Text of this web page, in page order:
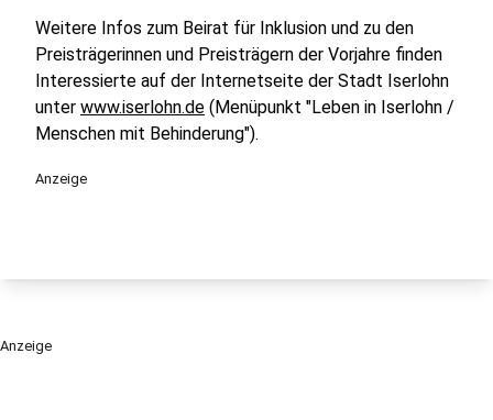
Weitere Infos zum Beirat für Inklusion und zu den
Preisträgerinnen und Preisträgern der Vorjahre finden
Interessierte auf der Internetseite der Stadt Iserlohn
unter www.iserlohn.de (Menüpunkt "Leben in Iserlohn /
Menschen mit Behinderung").
Anzeige
Anzeige